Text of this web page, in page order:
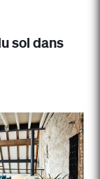
sol dans